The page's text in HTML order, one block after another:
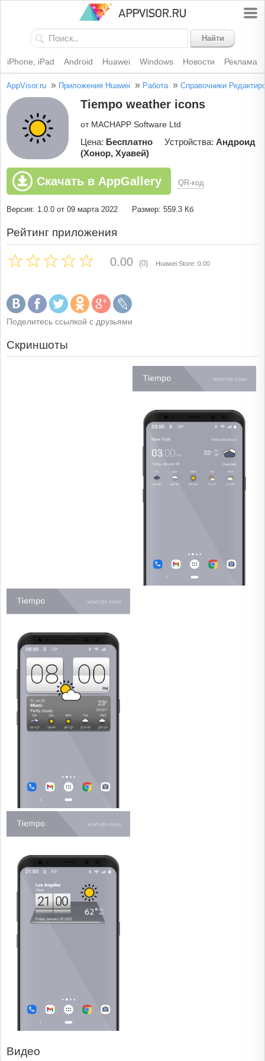
Найти
iPhone, iPad Android Huawei Windows Новости Реклама
AppVisor.ru » Приложения Huawei » Работа » Справочники
Tiempo weather icons
от MACHAPP Software Ltd
Цена: Бесплатно Устройства: Андроид
(Хонор, Хуавей)
Скачать в AppGallery QR-код
Версия: 1.0.0 от 09 марта 2022 Размер: 559.3 Кб
Рейтинг приложения
0.00 (0) Huawei Store: 0.00
Поделитесь ссылкой с друзьями
Скриншоты
Видео